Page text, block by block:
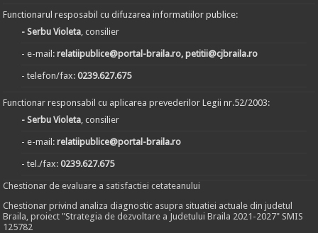
Functionarul resposabil cu difuzarea informatiilor publice:
- Serbu Violeta , consilier
- e-mail:relatiipublice@portal-braila.ro, petitii@cjbraila.ro
- telefon/fax:0239.627.675
Functionar responsabil cu aplicarea prevederilor Legii nr.52/2003:
- Serbu Violeta , consilier
- e-mail:relatiipublice@portal-braila.ro
- tel./fax:0239.627.675
Chestionar de evaluare a satisfactiei cetateanului
Chestionar privind analiza diagnostic asupra situatiei actuale din judetul
Braila, proiect "Strategia de dezvoltare a Judetului Braila 2021-2027" SMIS
125782